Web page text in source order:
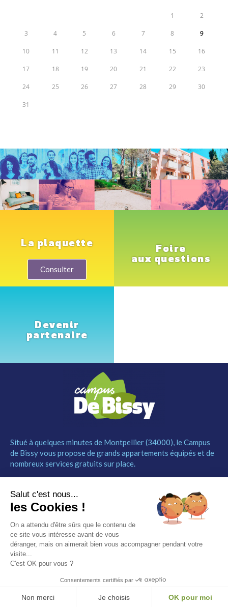
1 2
3 4 5 6 7 8 9
10 11 12 13 14 15 16
17 18 19 20 21 22 23
24 25 26 27 28 29 30
31
La plaquette
Consulter
Foire
aux questions
Devenir
partenaire
Situé à quelques minutes de Montpellier (34000), le Campus
de Bissy vous propose de grands appartements équipés et de
nombreux services gratuits sur place.
Le Campus
Les studios
Les services
Comment réserver
Contact
Partenaires
Mentions légales
contact@campusdebissy34.com
Route de Ganges 34980
Saint-Clément-de-Rivière
© Campus de Bissy –Mentions légales – byEtincelle
Salut c'est nous...
les Cookies !
On a attendu d'être sûrs que le contenu de
ce site vous intéresse avant de vous
déranger, mais on aimerait bien vous accompagner pendant votre
visite...
C'est OK pour vous ?
Consentements certifiés par
Non merci Je choisis OK pour moi